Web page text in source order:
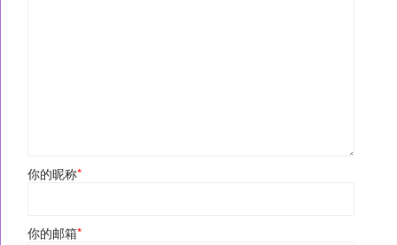
你的昵称*
你的邮箱*